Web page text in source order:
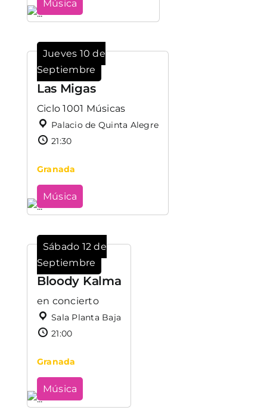
Música
Jueves 10 de
Septiembre
Las Migas
Ciclo 1001 Músicas
Palacio de Quinta Alegre
21:30
Granada
Música
Sábado 12 de
Septiembre
Bloody Kalma
en concierto
Sala Planta Baja
21:00
Granada
Música